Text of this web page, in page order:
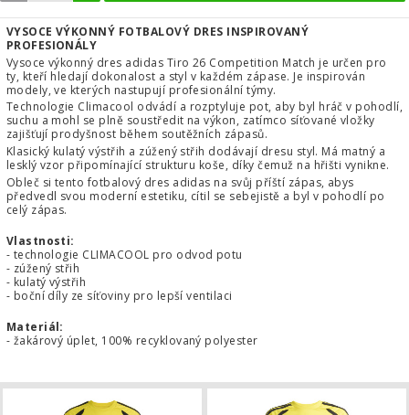
VYSOCE VÝKONNÝ FOTBALOVÝ DRES INSPIROVANÝ
PROFESIONÁLY
Vysoce výkonný dres adidas Tiro 26 Competition Match je určen pro
ty, kteří hledají dokonalost a styl v každém zápase. Je inspirován
modely, ve kterých nastupují profesionální týmy.
Technologie Climacool odvádí a rozptyluje pot, aby byl hráč v pohodlí,
suchu a mohl se plně soustředit na výkon, zatímco síťované vložky
zajišťují prodyšnost během soutěžních zápasů.
Klasický kulatý výstřih a zúžený střih dodávají dresu styl. Má matný a
lesklý vzor připomínající strukturu koše, díky čemuž na hřišti vynikne.
Obleč si tento fotbalový dres adidas na svůj příští zápas, abys
předvedl svou moderní estetiku, cítil se sebejistě a byl v pohodlí po
celý zápas.
Vlastnosti:
- technologie CLIMACOOL pro odvod potu
- zúžený střih
- kulatý výstřih
- boční díly ze síťoviny pro lepší ventilaci
Materiál:
- žakárový úplet, 100% recyklovaný polyester